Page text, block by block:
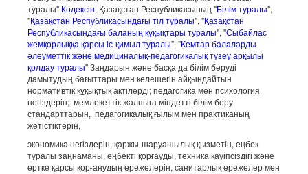
туралы" Кодексін, Қазақстан Республикасының "Білім туралы",
"Қазақстан Республикасындағы тіл туралы", "Қазақстан
Республикасындағы баланың құқықтары туралы", "Сыбайлас
жемқорлыққа қарсы іс-қимыл туралы", "Кемтар балаларды
әлеуметтік және медициналық-педагогикалық түзеу арқылы
қолдау туралы" Заңдарын және басқа да білім беруді
дамытудың бағыттары мен келешегін айқындайтын
нормативтік құқықтық актілерді; педагогика мен психология
негіздерін; мемлекеттік жалпыға міндетті білім беру
стандарттарын, педагогикалық ғылым мен практиканың
жетістіктерін,
экономика негіздерін, қаржы-шаруашылық қызметін, еңбек
туралы заңнаманы, еңбекті қорғауды, техника қауіпсіздігі және
өртке қарсы қорғанудың ережелерін, санитарлық ережелер мен